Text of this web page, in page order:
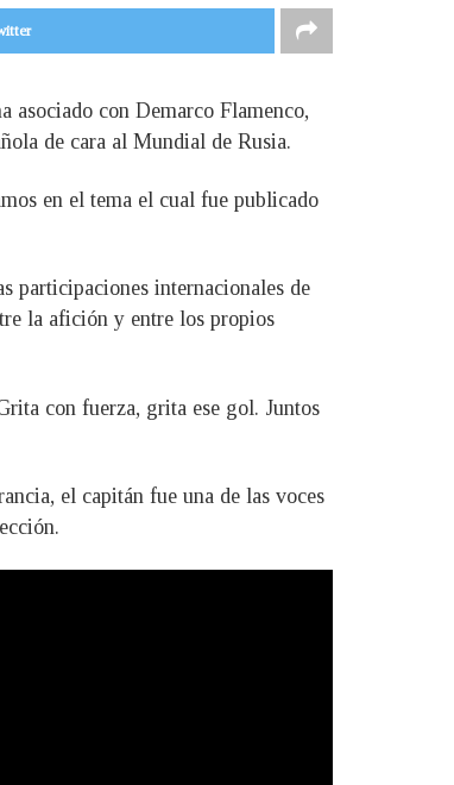
asociado con Demarco Flamenco,
de cara al Mundial de Rusia.
en el tema el cual fue publicado
participaciones internacionales de
la afición y entre los propios
con fuerza, grita ese gol. Juntos
el capitán fue una de las voces